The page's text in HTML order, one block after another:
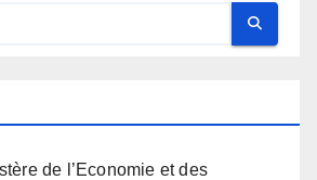
de l’Economie et des